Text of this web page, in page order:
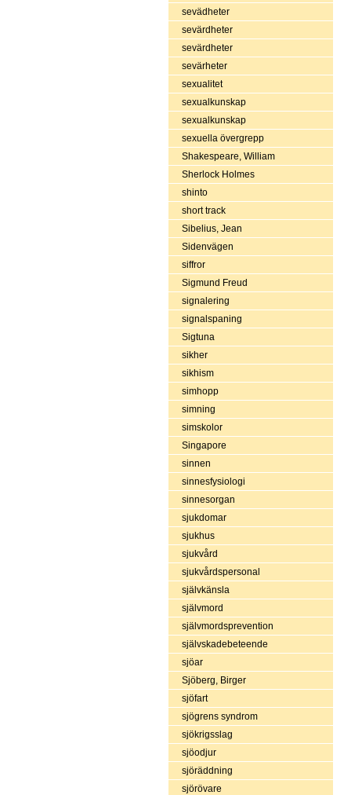
sevädheter
sevärdheter
sevärdheter
sevärheter
sexualitet
sexualkunskap
sexualkunskap
sexuella övergrepp
Shakespeare, William
Sherlock Holmes
shinto
short track
Sibelius, Jean
Sidenvägen
siffror
Sigmund Freud
signalering
signalspaning
Sigtuna
sikher
sikhism
simhopp
simning
simskolor
Singapore
sinnen
sinnesfysiologi
sinnesorgan
sjukdomar
sjukhus
sjukvård
sjukvårdspersonal
självkänsla
självmord
självmordsprevention
självskadebeteende
sjöar
Sjöberg, Birger
sjöfart
sjögrens syndrom
sjökrigsslag
sjöodjur
sjöräddning
sjörövare